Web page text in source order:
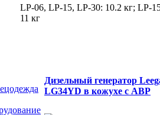
LP-06, LP-15, LP-30: 10.2 кг; LP-
11 кг
Дизельный генератор
LG34YD в кожухе с АВР